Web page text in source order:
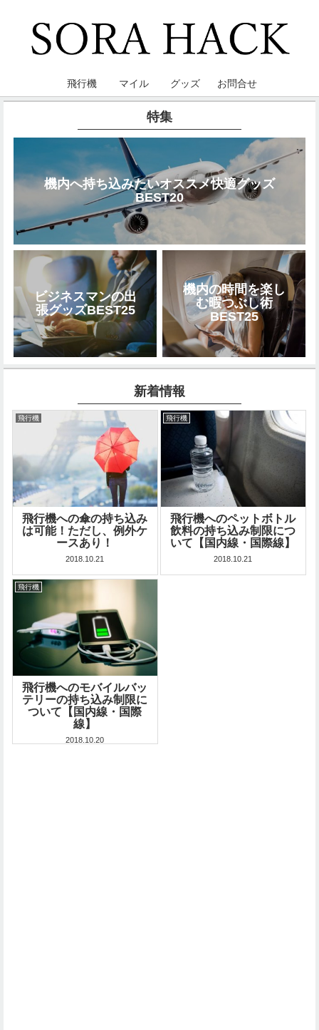
飛行機 マイル グッズ お問合せ
特集
機内へ持ち込みたいオススメ快適グッズ
BEST20
ビジネスマンの出
張グッズBEST25
機内の時間を楽し
む暇つぶし術
BEST25
新着情報
飛行機
飛行機への傘の持ち込み
は可能！ただし、例外ケ
ースあり！
2018.10.21
飛行機
飛行機へのペットボトル
飲料の持ち込み制限につ
いて【国内線・国際線】
2018.10.21
飛行機
飛行機へのモバイルバッ
テリーの持ち込み制限に
ついて【国内線・国際
線】
2018.10.20